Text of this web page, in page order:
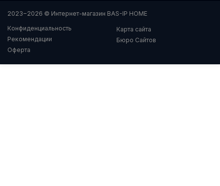
2023−2026 © Интернет-магазин BAS-IP HOME
Конфиденциальность
Рекомендации
Оферта
Карта сайта
Бюро Сайтов